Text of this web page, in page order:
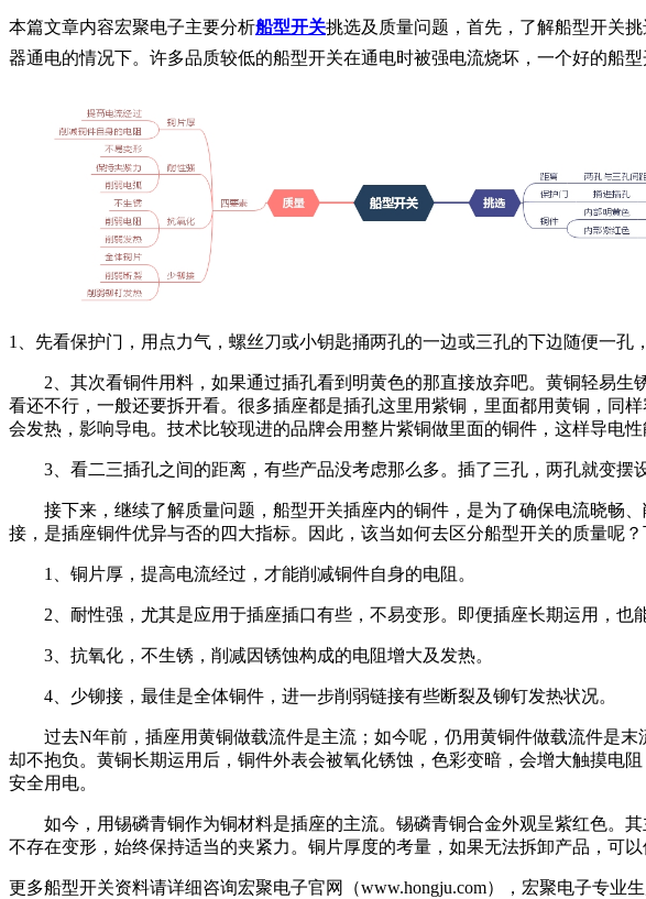
本篇文章内容宏聚电子主要分析船型开关挑选及质量问题，首先，了解船型开关
器通电的情况下。许多品质较低的船型开关在通电时被强电流烧坏，一个好的船
1、先看保护门，用点力气，螺丝刀或小钥匙捅两孔的一边或三孔的下边随便一
2、其次看铜件用料，如果通过插孔看到明黄色的那直接放弃吧。黄铜轻易生
看还不行，一般还要拆开看。很多插座都是插孔这里用紫铜，里面都用黄铜，同
会发热，影响导电。技术比较现进的品牌会用整片紫铜做里面的铜件，这样导电
3、看二三插孔之间的距离，有些产品没考虑那么多。插了三孔，两孔就变摆
接下来，继续了解质量问题，船型开关插座内的铜件，是为了确保电流晓畅、
接，是插座铜件优异与否的四大指标。因此，该当如何去区分船型开关的质量呢？
1、铜片厚，提高电流经过，才能削减铜件自身的电阻。
2、耐性强，尤其是应用于插座插口有些，不易变形。即便插座长期运用，也
3、抗氧化，不生锈，削减因锈蚀构成的电阻增大及发热。
4、少铆接，最佳是全体铜件，进一步削弱链接有些断裂及铆钉发热状况。
过去N年前，插座用黄铜做载流件是主流；如今呢，仍用黄铜件做载流件是末
却不抱负。黄铜长期运用后，铜件外表会被氧化锈蚀，色彩变暗，会增大触摸电
安全用电。
如今，用锡磷青铜作为铜材料是插座的主流。锡磷青铜合金外观呈紫红色。其
不存在变形，始终保持适当的夹紧力。铜片厚度的考量，如果无法拆卸产品，可
更多船型开关资料请详细咨询宏聚电子官网（www.hongju.com），宏聚电子专业